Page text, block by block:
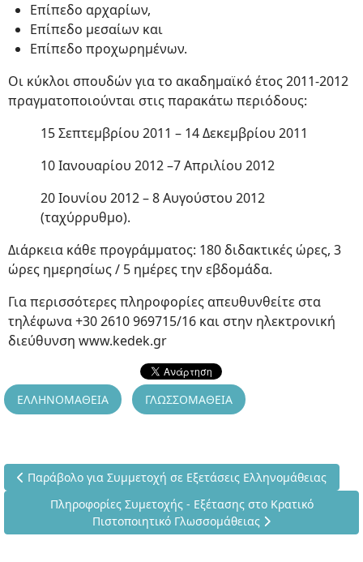
Επίπεδο αρχαρίων,
Επίπεδο μεσαίων και
Επίπεδο προχωρημένων.
Οι κύκλοι σπουδών για το ακαδημαϊκό έτος 2011-2012
πραγματοποιούνται στις παρακάτω περιόδους:
15 Σεπτεμβρίου 2011 – 14 Δεκεμβρίου 2011
10 Ιανουαρίου 2012 –7 Απριλίου 2012
20 Ιουνίου 2012 – 8 Αυγούστου 2012
(ταχύρρυθμο).
Διάρκεια κάθε προγράμματος: 180 διδακτικές ώρες, 3
ώρες ημερησίως / 5 ημέρες την εβδομάδα.
Για περισσότερες πληροφορίες απευθυνθείτε στα
τηλέφωνα +30 2610 969715/16 και στην ηλεκτρονική
διεύθυνση www.kedek.gr
ΕΛΛΗΝΟΜΑΘΕΙΑ ΓΛΩΣΣΟΜΑΘΕΙΑ
Προηγούμενο άρθρο: Παράβολο για Συμμετοχή σε Εξετάσεις
Παράβολο για Συμμετοχή σε Εξετάσεις Ελληνομάθειας
Επόμενο άρθρο: Πληροφορίες Συμετοχής - Εξέτασης στο
Πληροφορίες Συμετοχής - Εξέτασης στο Κρατικό
Πιστοποιητικό Γλωσσομάθειας